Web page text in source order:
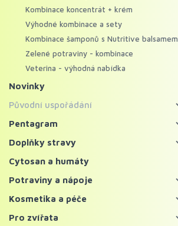
Kombinace koncentrát + krém
Výhodné kombinace a sety
Kombinace šamponů s Nutritive balsamem
Zelené potraviny - kombinace
Veterina - výhodná nabídka
Novinky
Původní uspořádání
Energy food
Pentagram - bylinné koncentráty
Pentagram
Koncentráty
Krémy
Doplňky stravy
Bylinné koncentráty
Probiotika a trávení
Cytosan a humáty
Potraviny a nápoje
Zelené potraviny
Bylinné čaje a nápoje
Kosmetika a péče
Pleť
Pro zvířata